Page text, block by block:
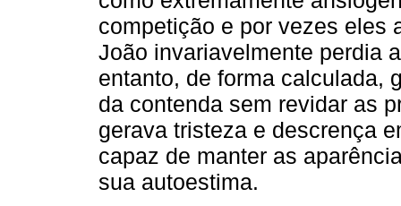
competição e por vezes eles
João invariavelmente perdia
entanto, de forma calculada,
da contenda sem revidar as
gerava tristeza e descrença
capaz de manter as
sua autoestima.